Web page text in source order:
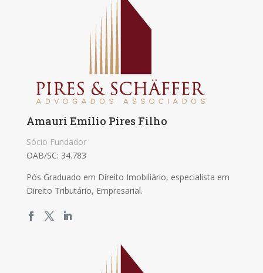
Amauri Emílio Pires Filho
Sócio Fundador
OAB/SC: 34.783
Pós Graduado em Direito Imobiliário, especialista em
Direito Tributário, Empresarial.